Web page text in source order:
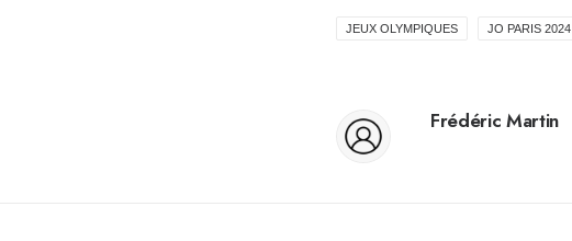
JEUX OLYMPIQUES JO PARIS 2024
Frédéric Martin